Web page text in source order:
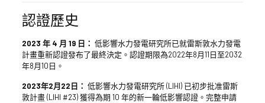
認證歷史
2023 年 4 月 19 日： 低影響水力發電研究所已就雷斯敦水力發電
計畫重新認證發布了最終決定。認證期限為2022年8月11日至2032
年8月10日。
2023年2月22日： 低影響水力發電研究所 (LIHI) 已初步批准雷斯
敦計畫 (LIHI #23) 獲得為期 10 年的新一輪低影響認證。完整申請